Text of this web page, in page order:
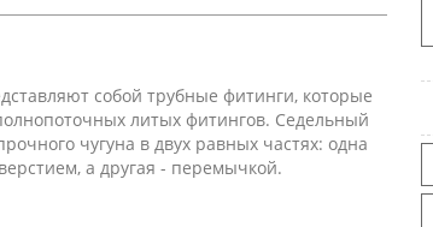
собой трубные фитинги, которые
литых фитингов. Седельный
чугуна в двух равных частях: одна
а другая - перемычкой.